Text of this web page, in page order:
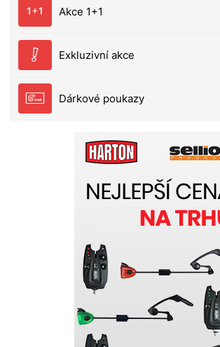
Akce 1+1
Exkluzivní akce
Dárkové poukazy